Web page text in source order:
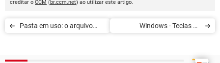
creditar o CCM (br.ccm.net) ao utilizar este artigo.
Pasta em uso: o arquivo
Windows - Teclas de